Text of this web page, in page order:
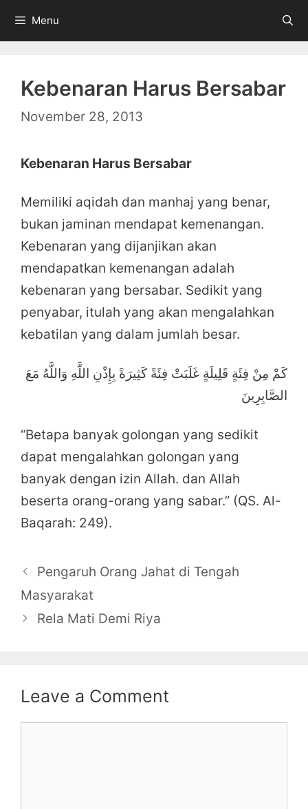
Menu
Kebenaran Harus Bersabar
November 28, 2013
Kebenaran Harus Bersabar
Memiliki aqidah dan manhaj yang benar,
bukan jaminan mendapat kemenangan.
Kebenaran yang dijanjikan akan
mendapatkan kemenangan adalah
kebenaran yang bersabar. Sedikit yang
penyabar, itulah yang akan mengalahkan
kebatilan yang dalam jumlah besar.
كَمْ مِنْ فِئَةٍ قَلِيلَةٍ غَلَبَتْ فِئَةً كَثِيرَةً بِإِذْنِ اللَّهِ وَاللَّهُ مَعَ
الصَّابِرِينَ
“Betapa banyak golongan yang sedikit
dapat mengalahkan golongan yang
banyak dengan izin Allah. dan Allah
beserta orang-orang yang sabar.” (QS. Al-
Baqarah: 249).
Post
navigation
Pengaruh Orang Jahat di Tengah
Masyarakat
Rela Mati Demi Riya
Leave a Comment